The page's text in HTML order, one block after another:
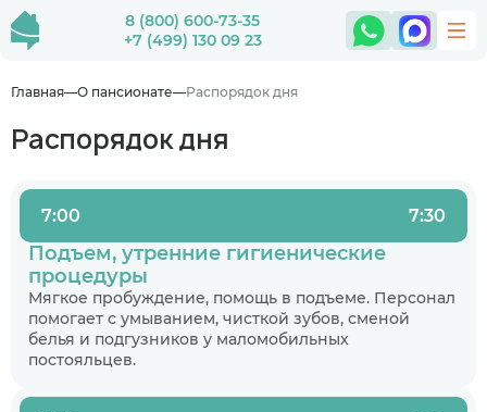
8 (800) 600-73-35
+7 (499) 130 09 23
Главная О пансионате Распорядок дня
Распорядок дня
7:00 7:30
Подъем, утренние гигиенические
процедуры
Мягкое пробуждение, помощь в подъеме. Персонал
помогает с умыванием, чисткой зубов, сменой
белья и подгузников у маломобильных
постояльцев.